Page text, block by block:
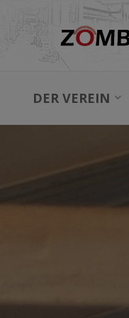
DER VEREIN